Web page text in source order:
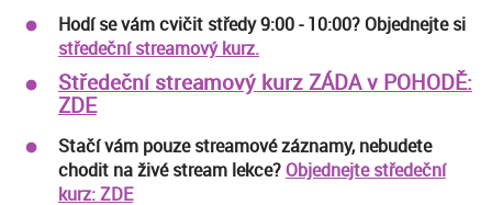
Hodí se vám cvičit středy 9:00 - 10:00? Objednejte si
středeční streamový kurz.
Středeční streamový kurz ZÁDA v POHODĚ:
ZDE
Stačí vám pouze streamové záznamy, nebudete
chodit na živé stream lekce? Objednejte středeční
kurz: ZDE